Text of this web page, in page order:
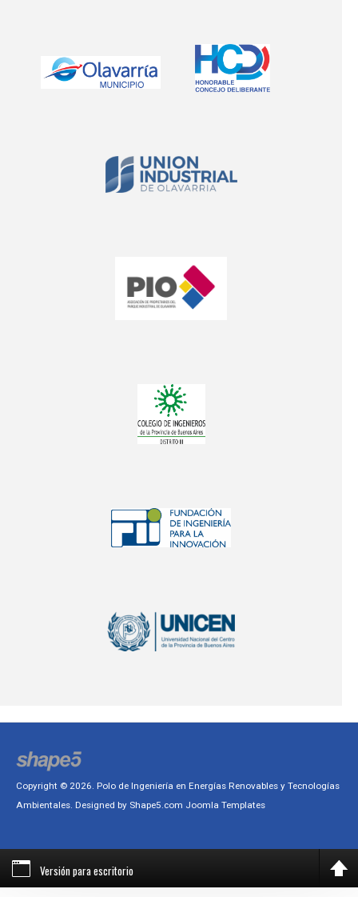
Copyright © 2026. Polo de Ingeniería en Energías Renovables y Tecnologías
Ambientales. Designed by Shape5.com Joomla Templates
Versión para escritorio